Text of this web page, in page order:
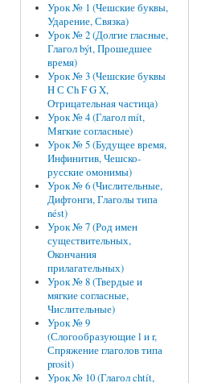
Урок № 1 (Чешские буквы,
Ударение, Связка)
Урок № 2 (Долгие гласные,
Глагол být, Прошедшее
время)
Урок № 3 (Чешские буквы
H С Ch F G X,
Отрицательная частица)
Урок № 4 (Глагол mít,
Мягкие согласные)
Урок № 5 (Будущее время,
Инфинитив, Чешско-
русские омонимы)
Урок № 6 (Числительные,
Дифтонги, Глаголы типа
nést)
Урок № 7 (Род имен
существительных,
Окончания
прилагательных)
Урок № 8 (Твердые и
мягкие согласные,
Числительные)
Урок № 9
(Слогообразующие l и r,
Спряжение глаголов типа
prosit)
Урок № 10 (Глагол chtít,